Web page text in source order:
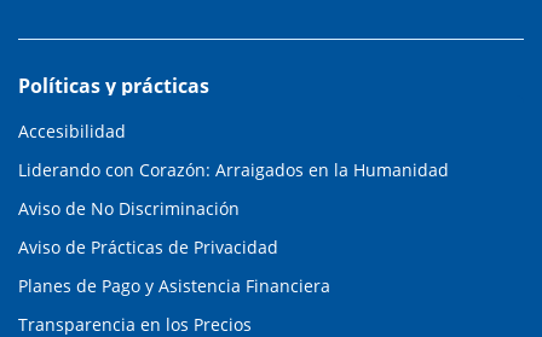
Políticas y prácticas
Accesibilidad
Liderando con Corazón: Arraigados en la Humanidad
Aviso de No Discriminación
Aviso de Prácticas de Privacidad
Planes de Pago y Asistencia Financiera
Transparencia en los Precios